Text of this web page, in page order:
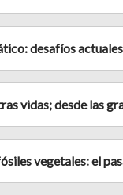
desafíos
vidas; desde las
vegetales: el